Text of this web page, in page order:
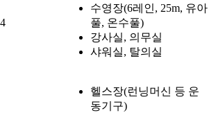
수영장(6레인, 25m, 유아
풀, 온수풀)
강사실, 의무실
샤워실, 탈의실
헬스장(런닝머신 등 운
동기구)